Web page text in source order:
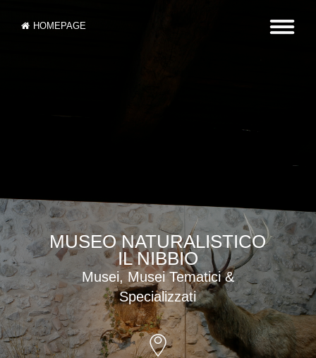
HOMEPAGE
MUSEO NATURALISTICO
IL NIBBIO
Musei, Musei Tematici &
Specializzati